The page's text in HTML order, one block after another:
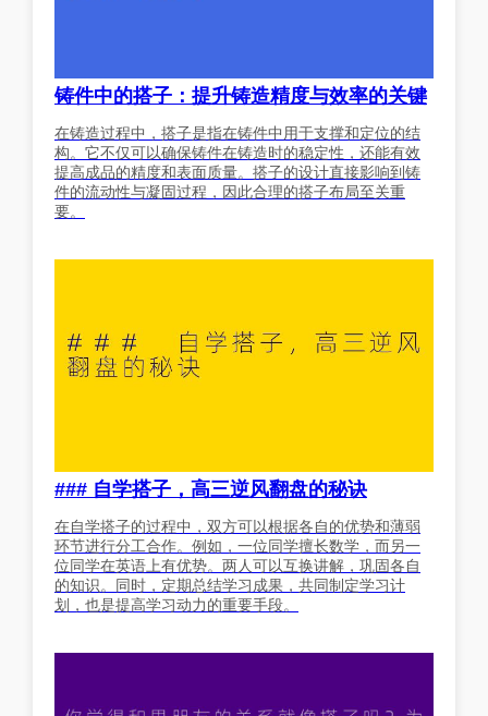
铸件中的搭子：提升铸造精度与效率的关键
在铸造过程中，搭子是指在铸件中用于支撑和定位的结
构。它不仅可以确保铸件在铸造时的稳定性，还能有效
提高成品的精度和表面质量。搭子的设计直接影响到铸
件的流动性与凝固过程，因此合理的搭子布局至关重
要。
### 自学搭子，高三逆风翻盘的秘诀
在自学搭子的过程中，双方可以根据各自的优势和薄弱
环节进行分工合作。例如，一位同学擅长数学，而另一
位同学在英语上有优势。两人可以互换讲解，巩固各自
的知识。同时，定期总结学习成果，共同制定学习计
划，也是提高学习动力的重要手段。